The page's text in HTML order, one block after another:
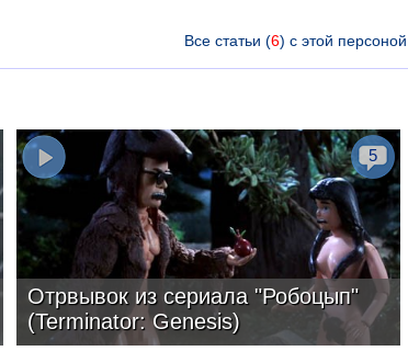
Все статьи (6) с этой персоной
Отрвывок из сериала "Робоцып"
(Terminator: Genesis)
5